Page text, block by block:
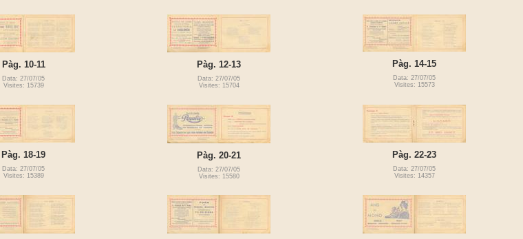
Pàg. 10-11
Data: 27/07/05
Visites: 15739
Pàg. 12-13
Data: 27/07/05
Visites: 15704
Pàg. 14-15
Data: 27/07/05
Visites: 15573
Pàg. 18-19
Data: 27/07/05
Visites: 15389
Pàg. 20-21
Data: 27/07/05
Visites: 15580
Pàg. 22-23
Data: 27/07/05
Visites: 14357